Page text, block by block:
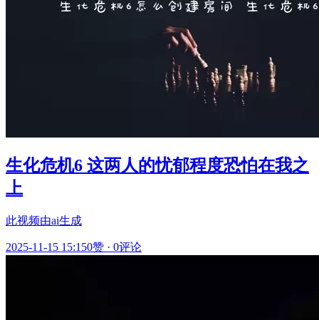
生化危机6 这两人的忧郁程度恐怕在我之
上
此视频由ai生成
2025-11-15 15:150赞 · 0评论